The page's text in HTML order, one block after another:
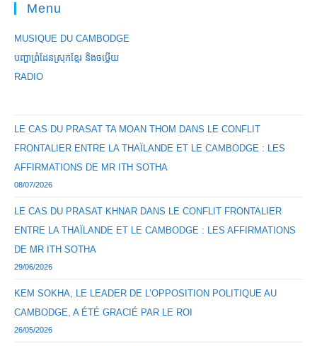
Menu
MUSIQUE DU CAMBODGE
បញ្ហាព្រំដែនស្រុកខ្មែរ និងចឞ្លើយ
RADIO
LE CAS DU PRASAT TA MOAN THOM DANS LE CONFLIT
FRONTALIER ENTRE LA THAÏLANDE ET LE CAMBODGE : LES
AFFIRMATIONS DE MR ITH SOTHA
08/07/2026
LE CAS DU PRASAT KHNAR DANS LE CONFLIT FRONTALIER
ENTRE LA THAÏLANDE ET LE CAMBODGE : LES AFFIRMATIONS
DE MR ITH SOTHA
29/06/2026
KEM SOKHA, LE LEADER DE L’OPPOSITION POLITIQUE AU
CAMBODGE, A ÉTÉ GRACIÉ PAR LE ROI
26/05/2026